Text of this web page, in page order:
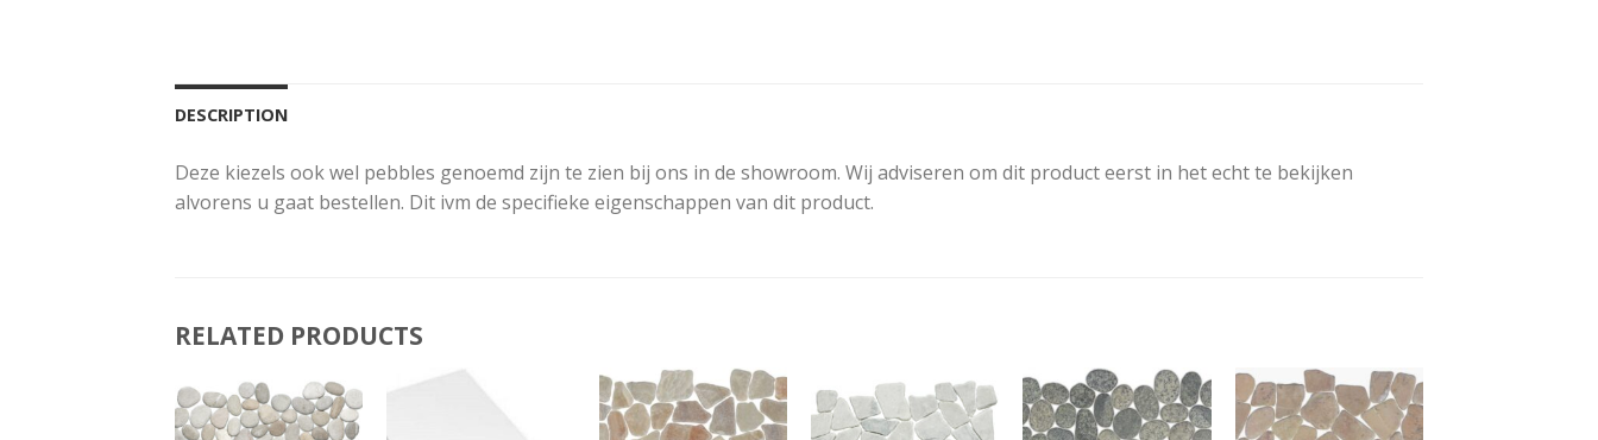
DESCRIPTION
Deze kiezels ook wel pebbles genoemd zijn te zien bij ons in de showroom. Wij adviseren om dit product eerst in het echt te bekijken
alvorens u gaat bestellen. Dit ivm de specifieke eigenschappen van dit product.
RELATED PRODUCTS